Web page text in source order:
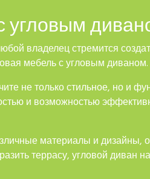
угловым
владелец стремится
мебель с угловым диваном.
не только стильное, но и
и возможностью
материалы и дизайны,
террасу, угловой